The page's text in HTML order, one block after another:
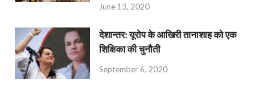
June 13, 2020
देशान्‍तर: यूरोप के आखिरी तानाशाह को एक
शिक्षिका की चुनौती
September 6, 2020